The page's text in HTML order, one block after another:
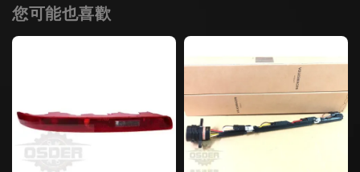
您可能也喜歡